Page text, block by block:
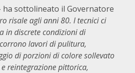
ha sottolineato il Governatore
risale agli anni 80. I tecnici ci
in discrete condizioni di
lavori di pulitura,
di porzioni di colore sollevato
reintegrazione pittorica,